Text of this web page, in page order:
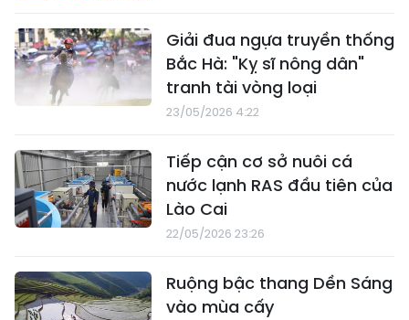
Giải đua ngựa truyền thống
Bắc Hà: "Kỵ sĩ nông dân"
tranh tài vòng loại
23/05/2026 4:22
Tiếp cận cơ sở nuôi cá
nước lạnh RAS đầu tiên của
Lào Cai
22/05/2026 23:26
Ruộng bậc thang Dền Sáng
vào mùa cấy